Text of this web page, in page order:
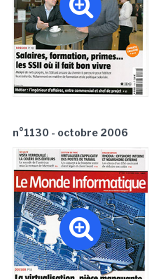
n°1130 - octobre 2006